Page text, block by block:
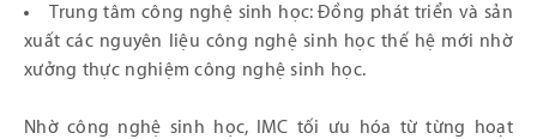
Trung tâm công nghệ sinh học: Đồng phát triển và sản
xuất các nguyên liệu công nghệ sinh học thế hệ mới nhờ
xưởng thực nghiệm công nghệ sinh học.
Nhờ công nghệ sinh học, IMC tối ưu hóa từ từng hoạt